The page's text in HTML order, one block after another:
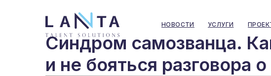
УСЛУГИ
НОВОСТИ
Синдром самозванца.
и не бояться разговора